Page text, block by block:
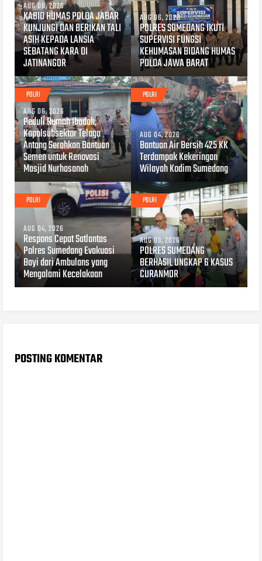
AUG 06, 2026
KABID HUMAS POLDA JABAR
KUNJUNGI DAN BERIKAN TALI
ASIH KEPADA LANSIA
SEBATANG KARA DI
JATINANGOR
AUG 06, 2026
POLRES SUMEDANG IKUTI
SUPERVISI FUNGSI
KEHUMASAN BIDANG HUMAS
POLDA JAWA BARAT
POLRI
AUG 06, 2026
Peduli Rumah Ibadah,
Kapolsubsektor Telaga
Antang Serahkan Bantuan
Semen untuk Renovasi
Masjid Nurhasanah
POLRI
AUG 04, 2026
Bantuan Air Bersih 425 KK
Terdampak Kekeringan
Wilayah Kodim Sumedang
POLRI
AUG 04, 2026
Respons Cepat Satlantas
Polres Sumedang Evakuasi
Bayi dari Ambulans yang
Mengalami Kecelakaan
POLRI
AUG 03, 2026
POLRES SUMEDANG
BERHASIL UNGKAP 6 KASUS
CURANMOR
POSTING KOMENTAR